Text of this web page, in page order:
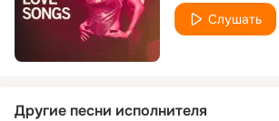
Слушать
Другие песни исполнителя